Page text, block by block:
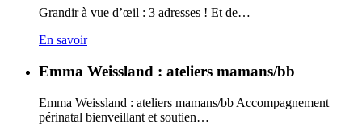
Grandir à vue d’œil : 3 adresses ! Et de…
En savoir
Emma Weissland : ateliers mamans/bb
Emma Weissland : ateliers mamans/bb Accompagnement
périnatal bienveillant et soutien…